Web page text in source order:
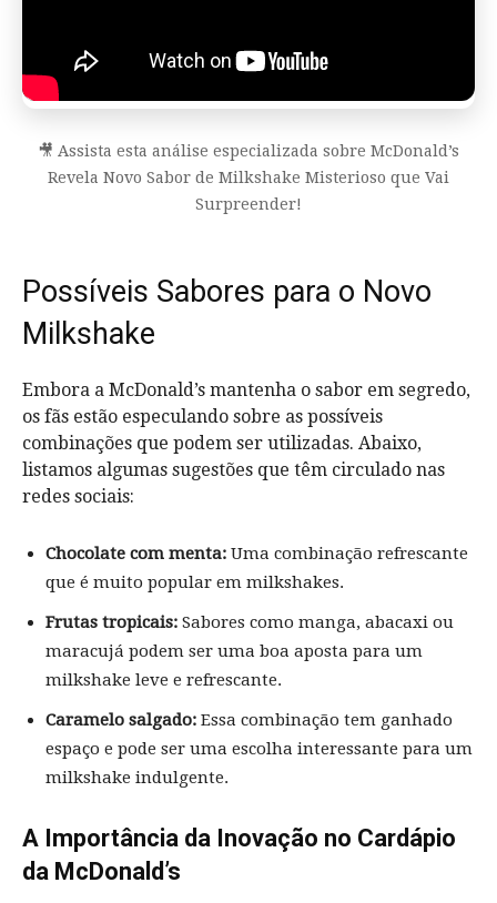
🎥 Assista esta análise especializada sobre McDonald’s
Revela Novo Sabor de Milkshake Misterioso que Vai
Surpreender!
Possíveis Sabores para o Novo
Milkshake
Embora a McDonald’s mantenha o sabor em segredo,
os fãs estão especulando sobre as possíveis
combinações que podem ser utilizadas. Abaixo,
listamos algumas sugestões que têm circulado nas
redes sociais:
Chocolate com menta: Uma combinação refrescante
que é muito popular em milkshakes.
Frutas tropicais: Sabores como manga, abacaxi ou
maracujá podem ser uma boa aposta para um
milkshake leve e refrescante.
Caramelo salgado: Essa combinação tem ganhado
espaço e pode ser uma escolha interessante para um
milkshake indulgente.
A Importância da Inovação no Cardápio
da McDonald’s